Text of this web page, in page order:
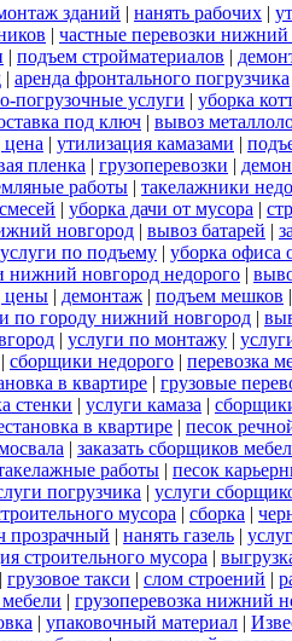
зданий | нанять рабочих |
| частные перевозки нижний
| подъем стройматериалов |
| аренда фронтального погрузчика
погрузочные услуги | уборка
под ключ | вывоз
| утилизация камазами |
пленка | грузоперевозки |
работы | такелажники
| уборка дачи от мусора |
новгород | вывоз батарей |
услуги по подъему | уборка офиса
нижний новгород недорого |
цены | демонтаж | подъем мешков
по городу нижний новгород |
| услуги по монтажу |
| сборщики недорого | перевозка
в квартире | грузовые
стенки | услуги камаза |
в квартире | песок
| заказать сборщиков
работы | песок
погрузчика | услуги
мусора | сборка |
прозрачный | нанять газель |
строительного мусора |
| грузовое такси | слом строений |
| грузоперевозка нижний
| упаковочный материал |